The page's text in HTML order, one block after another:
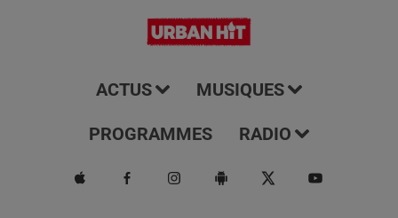
ACTUS MUSIQUES
PROGRAMMES RADIO